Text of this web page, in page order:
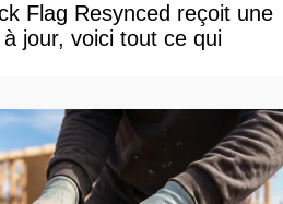
Flag Resynced reçoit une
jour, voici tout ce qui